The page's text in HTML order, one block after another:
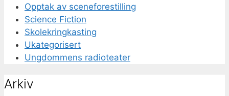
Opptak av sceneforestilling
Science Fiction
Skolekringkasting
Ukategorisert
Ungdommens radioteater
Arkiv